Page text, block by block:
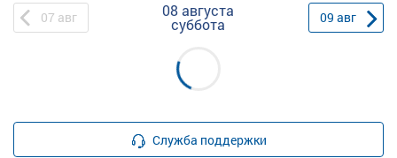
07 авг 08 августа
суббота 09 авг
Служба поддержки